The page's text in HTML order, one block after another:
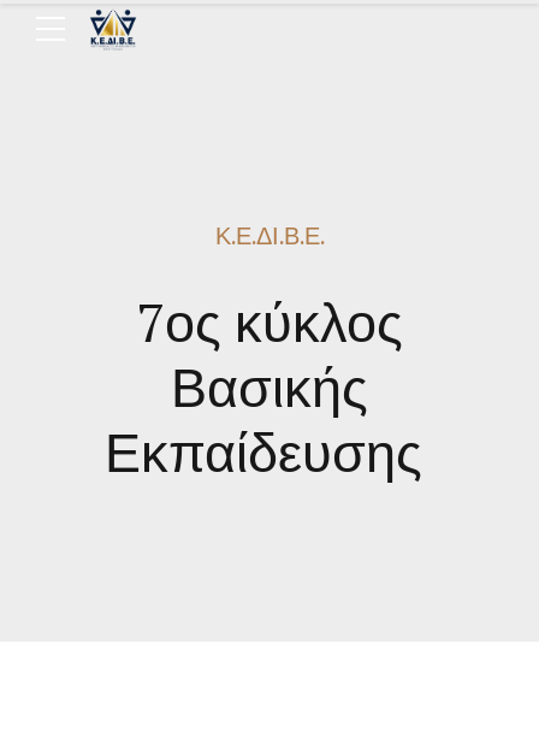
Κ.Ε.ΔΙ.Β.Ε.
7ος κύκλος
Βασικής
Εκπαίδευσης